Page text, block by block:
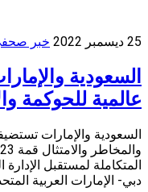
25 ديسمبر 2022 خبر
السعودية
عالمية للحوكمة
السعودية والإمارات
المتكاملة لمستقبل
دبي- الإمارات العربية المتحدة- 14 ديسمبر 2022: